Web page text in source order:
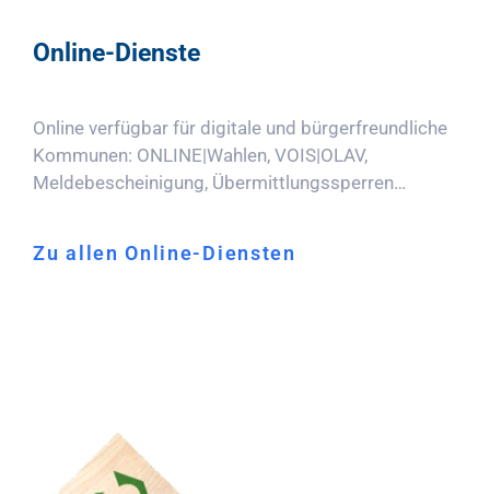
Online-Dienste
Online verfügbar für digitale und bürgerfreundliche
Kommunen: ONLINE|Wahlen, VOIS|OLAV,
Meldebescheinigung, Übermittlungssperren…
Zu allen Online-Diensten